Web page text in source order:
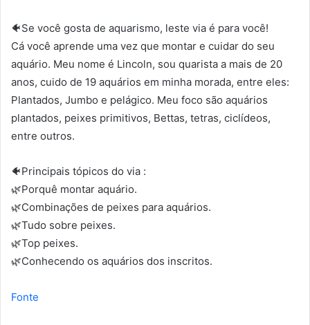
🐠Se você gosta de aquarismo, leste via é para você!
Cá você aprende uma vez que montar e cuidar do seu
aquário. Meu nome é Lincoln, sou quarista a mais de 20
anos, cuido de 19 aquários em minha morada, entre eles:
Plantados, Jumbo e pelágico. Meu foco são aquários
plantados, peixes primitivos, Bettas, tetras, ciclídeos,
entre outros.
🐠Principais tópicos do via :
🌿Porquê montar aquário.
🌿Combinações de peixes para aquários.
🌿Tudo sobre peixes.
🌿Top peixes.
🌿Conhecendo os aquários dos inscritos.
Fonte